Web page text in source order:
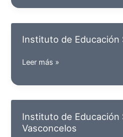
Estudios
Superiores
Bajío
(Celaya)
Instituto de Educación
Instituto
Educación
Superior
Fé
Leer más »
Instituto de Educación
Vasconcelos